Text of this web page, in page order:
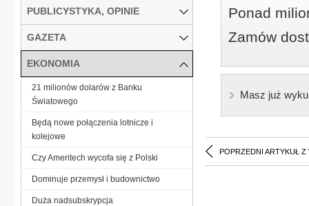
Ponad
Zamów
Masz już
POPRZEDNI ARTYKUŁ Z
PUBLICYSTYKA, OPINIE
GAZETA
EKONOMIA
21 milionów dolarów z Banku
Światowego
Będą nowe połączenia lotnicze i
kolejowe
Czy Ameritech wycofa się z Polski
Dominuje przemysł i budownictwo
Duża nadsubskrypcja